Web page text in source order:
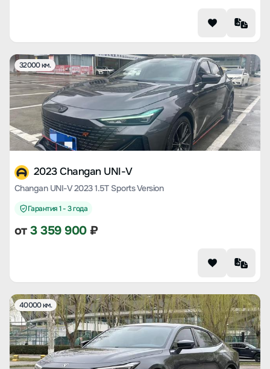
32000 км.
2023 Changan UNI-V
Changan UNI-V 2023 1.5T Sports Version
Гарантия 1 - 3 года
от3 359 900₽
40000 км.